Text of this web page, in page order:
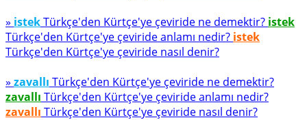
» istekTürkçe'den Kürtçe'ye çeviride ne demektir? istek
Türkçe'den Kürtçe'ye çeviride anlamı nedir? istek
Türkçe'den Kürtçe'ye çeviride nasıl denir?
» zavallı Türkçe'den Kürtçe'ye çeviride ne demektir?
zavallı Türkçe'den Kürtçe'ye çeviride anlamı nedir?
zavallı Türkçe'den Kürtçe'ye çeviride nasıl denir?